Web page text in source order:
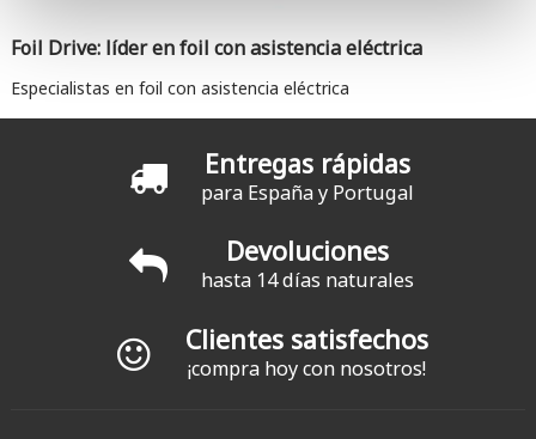
Foil Drive: líder en foil con asistencia eléctrica
Especialistas en foil con asistencia eléctrica
Entregas rápidas
para España y Portugal
Devoluciones
hasta 14 días naturales
Clientes satisfechos
¡compra hoy con nosotros!